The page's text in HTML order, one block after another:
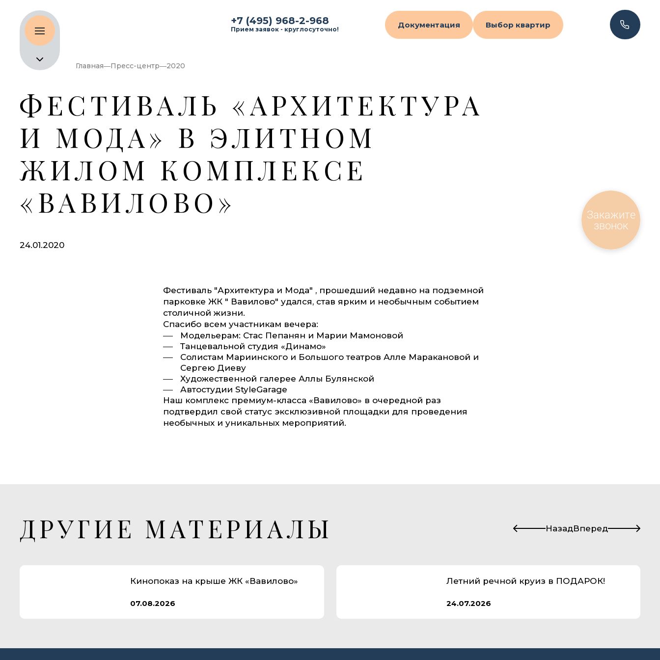
+7 (495) 968-2-968
Прием заявок - круглосуточно! Документация Выбор квартир
Главная Пресс-центр 2020
ФЕСТИВАЛЬ «АРХИТЕКТУРА
И МОДА» В ЭЛИТНОМ
ЖИЛОМ КОМПЛЕКСЕ
«ВАВИЛОВО»
24.01.2020
Фестиваль "Архитектура и Мода" , прошедший недавно на подземной
парковке ЖК " Вавилово" удался, став ярким и необычным событием
столичной жизни.
Спасибо всем участникам вечера:
Модельерам: Стас Пепанян и Марии Мамоновой
Танцевальной студия «Динамо»
Солистам Мариинского и Большого театров Алле Маракановой и
Сергею Диеву
Художественной галерее Аллы Булянской
Автостудии StyleGarage
Наш комплекс премиум-класса «Вавилово» в очередной раз
подтвердил свой статус эксклюзивной площадки для проведения
необычных и уникальных мероприятий.
ДРУГИЕ МАТЕРИАЛЫ НазадВперед
Кинопоказ на крыше ЖК «Вавилово»
07.08.2026
Летний речной круиз в ПОДАРОК!
24.07.2026
Закажите
звонок